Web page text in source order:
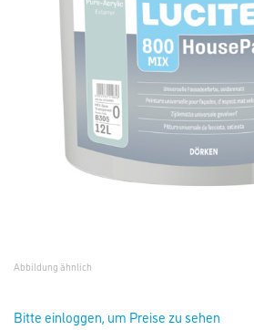
Abbildung ähnlich
Bitte einloggen, um Preise zu sehen